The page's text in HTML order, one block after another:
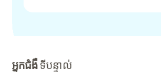
អ្នកជំងឺទីបន្ទាល់